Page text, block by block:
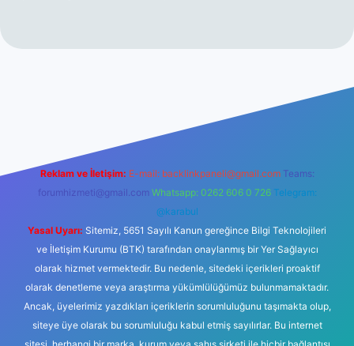
Reklam ve İletişim: E-mail: backlinkpaneli@gmail.com Teams:
forumhizmeti@gmail.com Whatsapp: 0262 606 0 726 Telegram:
@karabul
Yasal Uyarı: Sitemiz, 5651 Sayılı Kanun gereğince Bilgi Teknolojileri
ve İletişim Kurumu (BTK) tarafından onaylanmış bir Yer Sağlayıcı
olarak hizmet vermektedir. Bu nedenle, sitedeki içerikleri proaktif
olarak denetleme veya araştırma yükümlülüğümüz bulunmamaktadır.
Ancak, üyelerimiz yazdıkları içeriklerin sorumluluğunu taşımakta olup,
siteye üye olarak bu sorumluluğu kabul etmiş sayılırlar. Bu internet